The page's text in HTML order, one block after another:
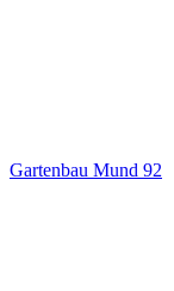
Gartenbau Mund 92